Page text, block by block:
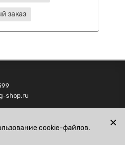
заказ
shop.ru
✕
cookie-файлов.